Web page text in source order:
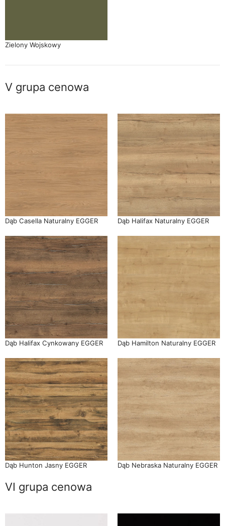
Zielony Wojskowy
V grupa cenowa
Dąb Casella Naturalny EGGER Dąb Halifax Naturalny EGGER
Dąb Halifax Cynkowany EGGER Dąb Hamilton Naturalny EGGER
Dąb Hunton Jasny EGGER Dąb Nebraska Naturalny EGGER
VI grupa cenowa